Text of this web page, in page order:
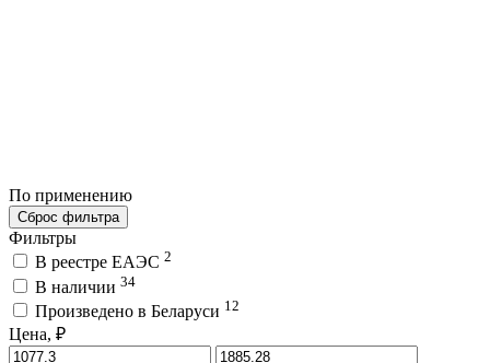
По применению
Сброс фильтра
Фильтры
В реестре ЕАЭС 2
В наличии 34
Произведено в Беларуси 12
Цена, ₽